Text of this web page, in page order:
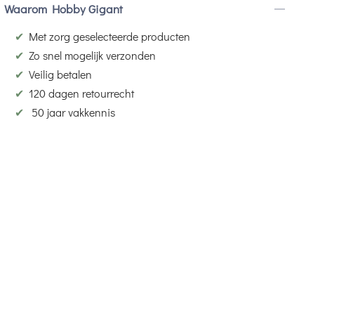
Waarom Hobby Gigant
✔ Met zorg geselecteerde producten
✔ Zo snel mogelijk verzonden
✔ Veilig betalen
✔ 120 dagen retourrecht
✔
50 jaar vakkennis